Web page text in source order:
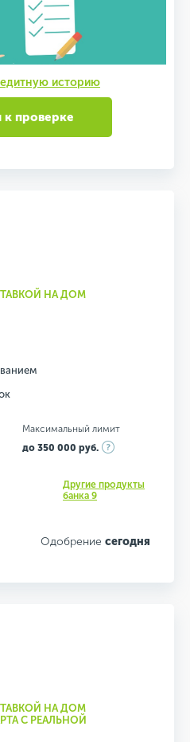
историю
к проверке
НА ДОМ
Максимальный лимит
до 350 000 руб.
Другие продукты
банка 9
Одобрение сегодня
НА ДОМ
С РЕАЛЬНОЙ